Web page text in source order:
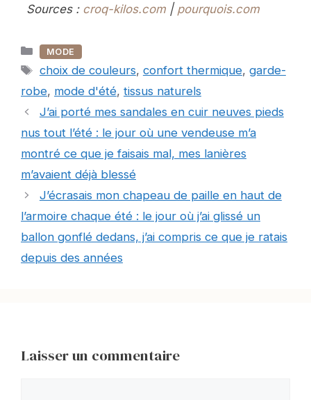
Sources : croq-kilos.com | pourquois.com
Catégories
MODE
Étiquettes
choix de couleurs, confort thermique, garde-
robe, mode d'été, tissus naturels
J’ai porté mes sandales en cuir neuves pieds
nus tout l’été : le jour où une vendeuse m’a
montré ce que je faisais mal, mes lanières
m’avaient déjà blessé
J’écrasais mon chapeau de paille en haut de
l’armoire chaque été : le jour où j’ai glissé un
ballon gonflé dedans, j’ai compris ce que je ratais
depuis des années
Laisser un commentaire